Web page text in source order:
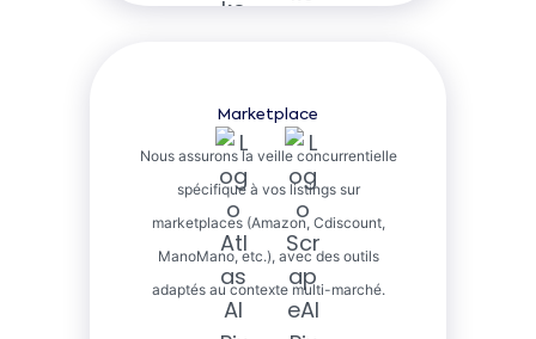
Marketplace
Nous assurons la veille concurrentielle
spécifique à vos listings sur
marketplaces (Amazon, Cdiscount,
ManoMano, etc.), avec des outils
adaptés au contexte multi-marché.